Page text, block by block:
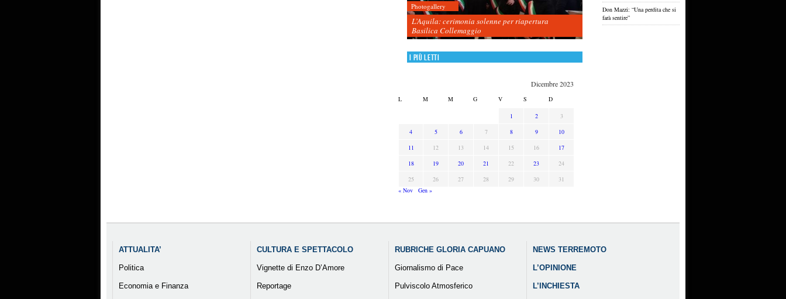
Photogallery
L’Aquila: cerimonia solenne per riapertura
Basilica Collemaggio
I più letti
Dicembre 2023
L M M G V S D
1 2
3
4
5 6 7 8 9
10
11
12 13 14 15 16
17
18
19 20 21 22 23
24
25
26 27 28 29 30
31
« Nov
Gen »
Don Mazzi: “Una perdita che si
farà sentire”
ATTUALITA’
Politica
Economia e Finanza
CULTURA E SPETTACOLO
Vignette di Enzo D’Amore
Reportage
RUBRICHE GLORIA CAPUANO
Giornalismo di Pace
Pulviscolo Atmosferico
NEWS TERREMOTO
L’OPINIONE
L’INCHIESTA